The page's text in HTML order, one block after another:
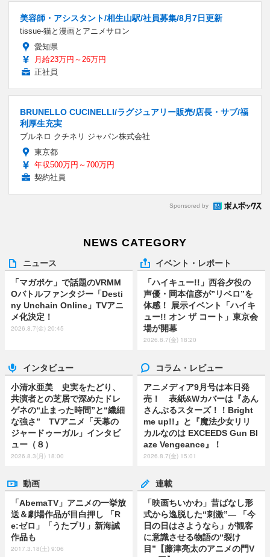
美容師・アシスタント/相生山駅/社員募集/8月7日更新
tissue-猫と漫画とアニメサロン
愛知県
月給23万円～26万円
正社員
BRUNELLO CUCINELLI/ラグジュアリー販売/店長・サブ/福
利厚生充実
ブルネロ クチネリ ジャパン株式会社
東京都
年収500万円～700万円
契約社員
Sponsored by
NEWS CATEGORY
ニュース
「マガポケ」で話題のVRMM
Oバトルファンタジー「Desti
ny Unchain Online」TVアニ
メ化決定！
2026.8.7(金) 20:45
イベント・レポート
「ハイキュー!!」西谷夕役の
声優・岡本信彦が”リベロ”を
体感！ 展示イベント「ハイキ
ュー!! オン ザ コート」東京会
場が開幕
2026.8.7(金) 18:20
インタビュー
小清水亜美 史実をたどり、
共演者との芝居で深めたドレ
ゲネの“止まった時間”と“繊細
な強さ” TVアニメ「天幕の
ジャードゥーガル」インタビ
ュー（８）
2026.8.3(月) 18:00
コラム・レビュー
アニメディア9月号は本日発
売！ 表紙&Wカバーは『あん
さんぶるスターズ！！Bright
me up!!』と『魔法少女リリ
カルなのは EXCEEDS Gun Bl
aze Vengeance』！
2026.8.7(金) 15:01
動画
「AbemaTV」アニメの一挙放
送＆劇場作品が目白押し 「R
e:ゼロ」「うたプリ」新海誠
作品も
2017.3.18(土) 9:06
連載
「映画ちいかわ」昔ばなし形
式から逸脱した“刺激”― 「今
日の日はさようなら」が観客
に意識させる物語の“裂け
目”【藤津亮太のアニメの門V